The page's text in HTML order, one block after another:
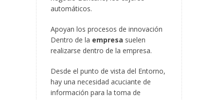
automáticos.
Apoyan los procesos de innovación
Dentro de la empresa suelen
realizarse dentro de la empresa.
Desde el punto de vista del Entorno,
hay una necesidad acuciante de
información para la toma de